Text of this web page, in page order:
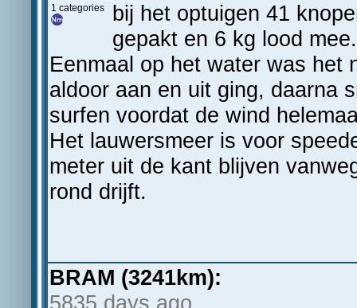
1 categories
bij het optuigen 41
gepakt en 6 kg lood mee.
Eenmaal op het water was het
aldoor aan en uit ging, daarna
surfen voordat de wind
Het lauwersmeer is voor
meter uit de kant blijven
rond drijft.
BRAM (3241km):
5835 days ago